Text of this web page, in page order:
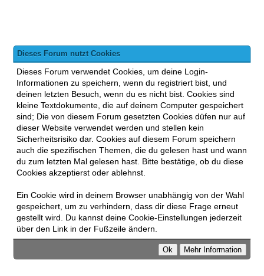
Dieses Forum nutzt Cookies
Dieses Forum verwendet Cookies, um deine Login-
Informationen zu speichern, wenn du registriert bist, und
deinen letzten Besuch, wenn du es nicht bist. Cookies sind
kleine Textdokumente, die auf deinem Computer gespeichert
sind; Die von diesem Forum gesetzten Cookies düfen nur auf
dieser Website verwendet werden und stellen kein
Sicherheitsrisiko dar. Cookies auf diesem Forum speichern
auch die spezifischen Themen, die du gelesen hast und wann
du zum letzten Mal gelesen hast. Bitte bestätige, ob du diese
Cookies akzeptierst oder ablehnst.
Ein Cookie wird in deinem Browser unabhängig von der Wahl
gespeichert, um zu verhindern, dass dir diese Frage erneut
gestellt wird. Du kannst deine Cookie-Einstellungen jederzeit
über den Link in der Fußzeile ändern.